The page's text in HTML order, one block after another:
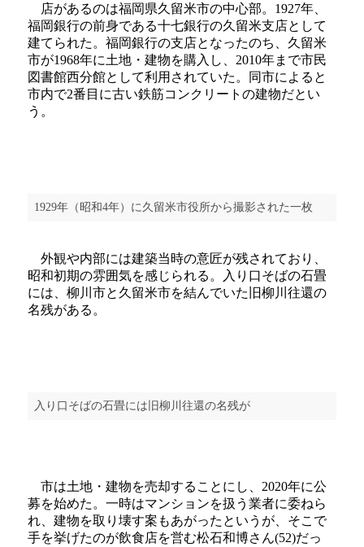
店があるのは福岡県久留米市の中心部。1927年、
福岡銀行の前身である十七銀行の久留米支店として
建てられた。福岡銀行の支店となったのち、久留米
市が1968年に土地・建物を購入し、2010年まで市民
図書館西分館として利用されていた。同市によると
市内で2番目に古い鉄筋コンクリートの建物だとい
う。
1929年（昭和4年）に久留米市役所から撮影された一枚
外観や内部には建築当時の意匠が残されており、
昭和初期の雰囲気を感じられる。入り口そばの石畳
には、柳川市と久留米市を結んでいた旧柳川往還の
名残がある。
入り口そばの石畳には旧柳川往還の名残が
市は土地・建物を売却することにし、2020年に公
募を始めた。一時はマンションを扱う業者に委ねら
れ、建物を取り壊す案もあがったというが、そこで
手を挙げたのが飲食店を営む松石和博さん(52)だっ